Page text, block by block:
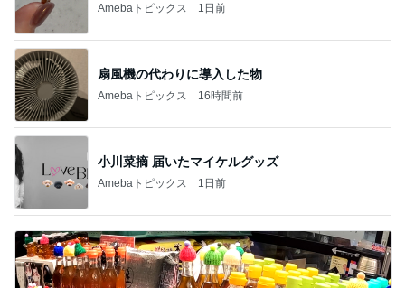
Amebaトピックス 1日前
扇風機の代わりに導入した物
Amebaトピックス 16時間前
小川菜摘 届いたマイケルグッズ
Amebaトピックス 1日前